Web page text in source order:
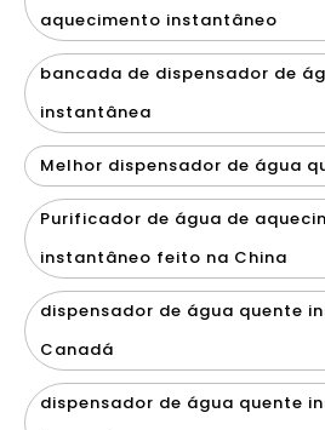
aquecimento instantâneo
bancada de dispensador de
instantânea
Melhor dispensador de água
Purificador de água de
instantâneo feito na China
dispensador de água quente
Canadá
dispensador de água quente